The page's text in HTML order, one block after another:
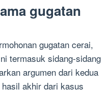
gugatan
gugatan cerai,
termasuk sidang-sidang
argumen dari kedua
akhir dari kasus